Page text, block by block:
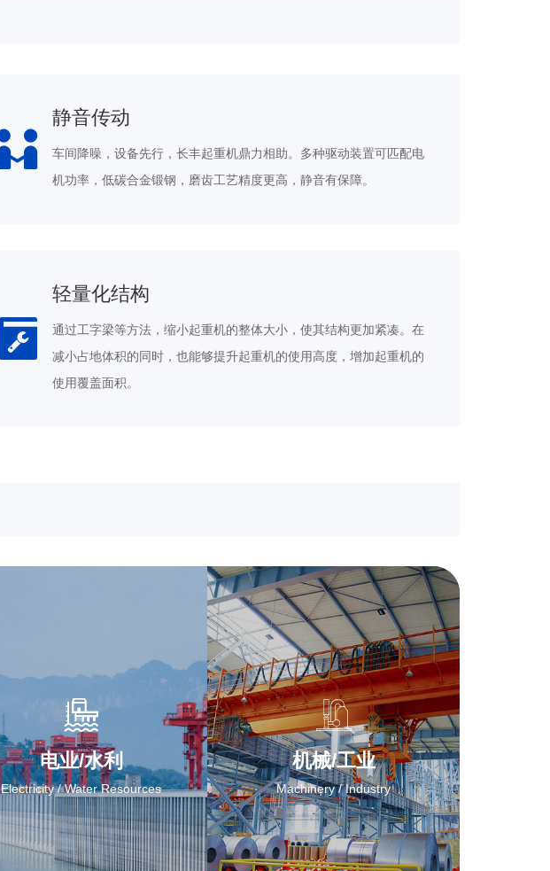
静音传动
车间降噪，设备先行，长丰起重机鼎力相助。多种驱动装置可匹配电
机功率，低碳合金锻钢，磨齿工艺精度更高，静音有保障。
轻量化结构
通过工字梁等方法，缩小起重机的整体大小，使其结构更加紧凑。在
减小占地体积的同时，也能够提升起重机的使用高度，增加起重机的
使用覆盖面积。
电业/水利
Electricity / Water Resources
机械/工业
Machinery / Industry